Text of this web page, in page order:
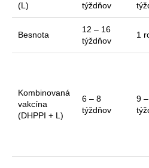
(L)
týždňov
Besnota
12 – 16
týždňov
1
Kombinovaná
vakcína
(DHPPI + L)
6 – 8
týždňov
9